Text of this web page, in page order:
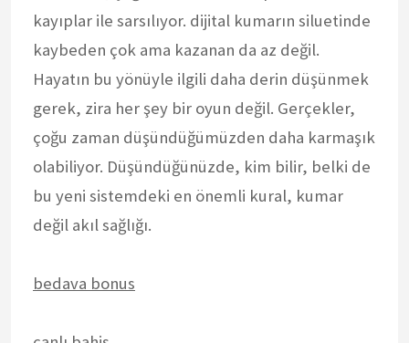
kayıplar ile sarsılıyor. dijital kumarın siluetinde
kaybeden çok ama kazanan da az değil.
Hayatın bu yönüyle ilgili daha derin düşünmek
gerek, zira her şey bir oyun değil. Gerçekler,
çoğu zaman düşündüğümüzden daha karmaşık
olabiliyor. Düşündüğünüzde, kim bilir, belki de
bu yeni sistemdeki en önemli kural, kumar
değil akıl sağlığı.
bedava bonus